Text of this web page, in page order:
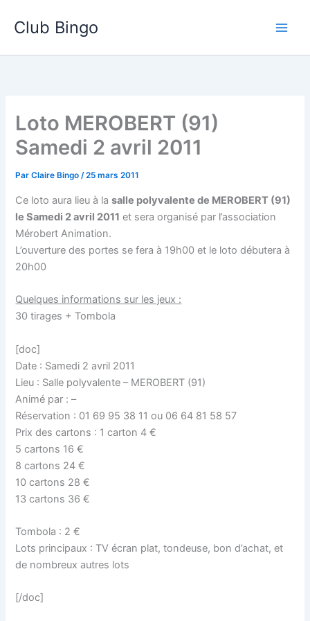
Club Bingo
Loto MEROBERT (91)
Samedi 2 avril 2011
ParClaire Bingo/25 mars 2011
Ce loto aura lieu à lasalle polyvalente de MEROBERT (91)
le Samedi 2 avril 2011 et sera organisé par l’association
Mérobert Animation.
L’ouverture des portes se fera à 19h00 et le loto débutera à
20h00
Quelques informations sur les jeux :
30 tirages + Tombola
[doc]
Date : Samedi 2 avril 2011
Lieu : Salle polyvalente – MEROBERT (91)
Animé par : –
Réservation : 01 69 95 38 11 ou 06 64 81 58 57
Prix des cartons : 1 carton 4 €
5 cartons 16 €
8 cartons 24 €
10 cartons 28 €
13 cartons 36 €
Tombola : 2 €
Lots principaux : TV écran plat, tondeuse, bon d’achat, et
de nombreux autres lots
[/doc]